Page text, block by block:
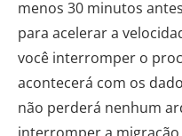
menos 30 minutos
para acelerar a
você interromper o
acontecerá com os
não perderá nenhum